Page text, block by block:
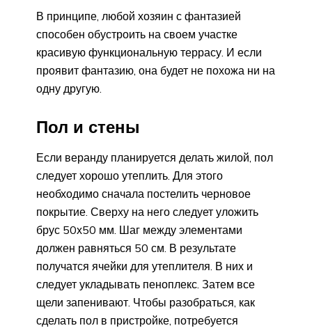
В принципе, любой хозяин с фантазией
способен обустроить на своем участке
красивую функциональную террасу. И если
проявит фантазию, она будет не похожа ни на
одну другую.
Пол и стены
Если веранду планируется делать жилой, пол
следует хорошо утеплить. Для этого
необходимо сначала постелить черновое
покрытие. Сверху на него следует уложить
брус 50х50 мм. Шаг между элементами
должен равняться 50 см. В результате
получатся ячейки для утеплителя. В них и
следует укладывать пеноплекс. Затем все
щели запенивают. Чтобы разобраться, как
сделать пол в пристройке, потребуется